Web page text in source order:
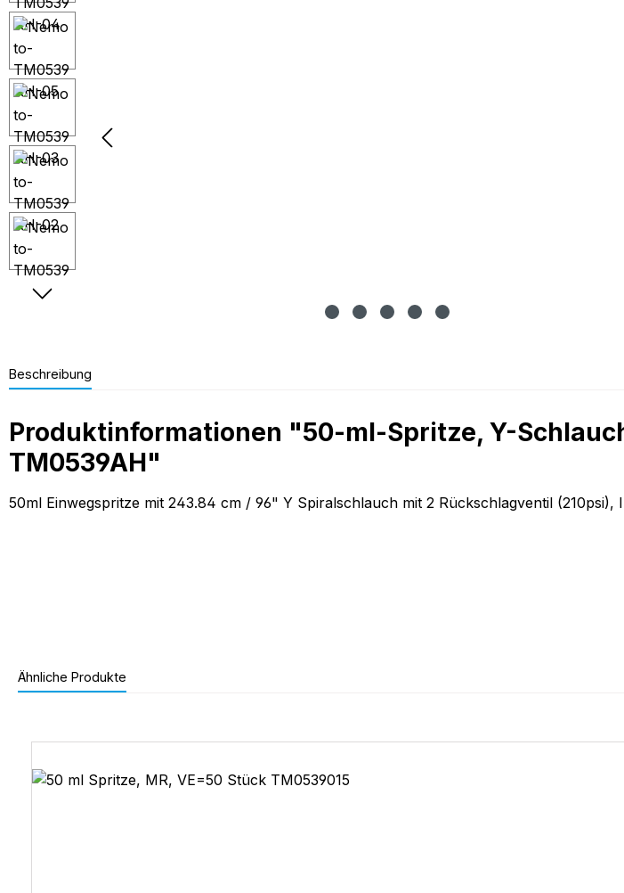
Beschreibung
Produktinformationen "50-ml-Spritze, Y-
TM0539AH"
50ml Einwegspritze mit 243.84 cm / 96" Y Spiralschlauch mit 2 Rückschlagventil
Ähnliche Produkte